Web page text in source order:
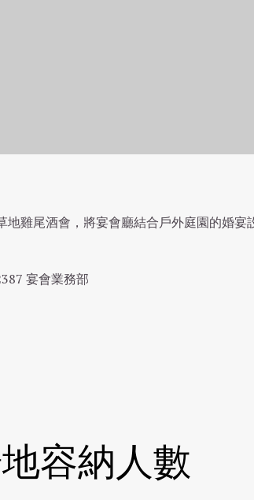
雞尾酒會，將宴會廳結合戶外庭園的婚宴
宴會業務部
容納人數